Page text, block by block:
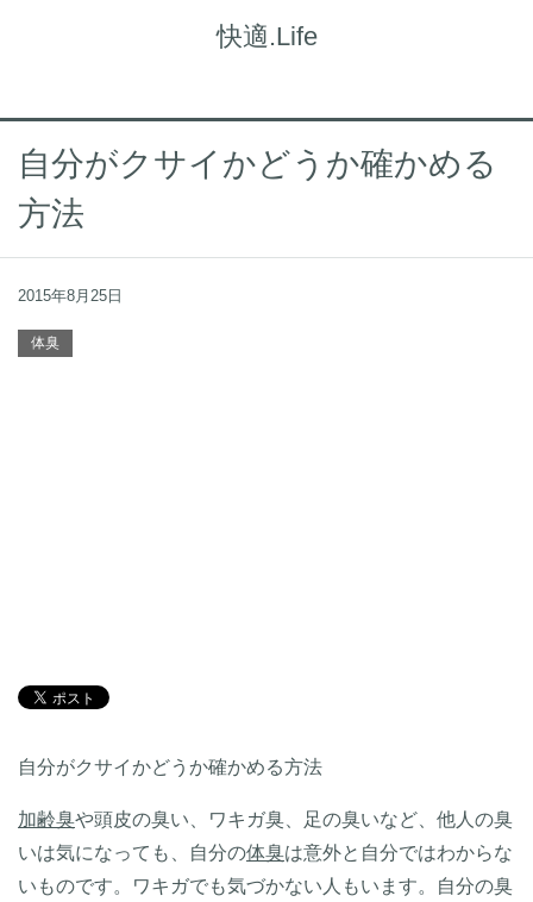
快適.Life
自分がクサイかどうか確かめる
方法
2015年8月25日
体臭
自分がクサイかどうか確かめる方法
加齢臭や頭皮の臭い、ワキガ臭、足の臭いなど、他人の臭
いは気になっても、自分の体臭は意外と自分ではわからな
いものです。ワキガでも気づかない人もいます。自分の臭